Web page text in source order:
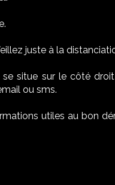
juste à la
situe sur le côté
ou sms.
utiles au bon